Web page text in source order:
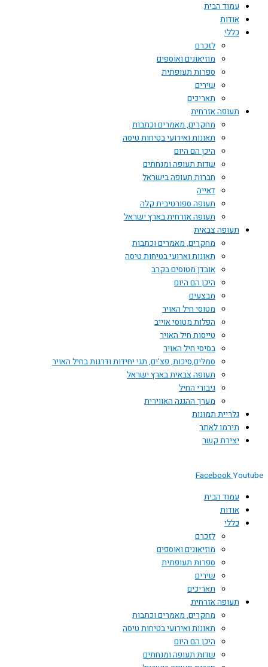
עמוד הבית
אודות
כללי
לזכרם
מוזיאונים ואוספים
ספרות תעופתית
שירים
תאריכים
תעופה אזרחית
מחקרים, מאמרים וכתבות
תאונות ואירועי בטיחות טיסה
היכן הם היום
שדות תעופה ומנחתים
חברות תעופה בישראל
דאייה
תעופה ספורטיבית קלה
תעופה אזרחית בארץ ישראל
תעופה צבאית
מחקרים, מאמרים וכתבות
תאונות וארועי בטיחות טיסה
אובדן מטוסים בקרב
היכן הם היום
מבצעים
מטוסי חיל האויר
הפלות מטוסי אוייב
טייסות חיל האויר
בסיסי חיל האויר
סמלים,סיכות, פצ'ים, תגי יחידות ודרגות בחיל האויר
תעופה צבאית בארץ ישראל
גיבורי החיל
מערך ההגנה האווירית
גלריית תמונות
תירמו לאתר
יצירת קשר
FacebookYoutube
עמוד הבית
אודות
כללי
לזכרם
מוזיאונים ואוספים
ספרות תעופתית
שירים
תאריכים
תעופה אזרחית
מחקרים, מאמרים וכתבות
תאונות ואירועי בטיחות טיסה
היכן הם היום
שדות תעופה ומנחתים